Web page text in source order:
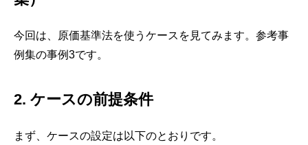
今回は、原価基準法を使うケースを見てみます。参考事
例集の事例3です。
2. ケースの前提条件
まず、ケースの設定は以下のとおりです。